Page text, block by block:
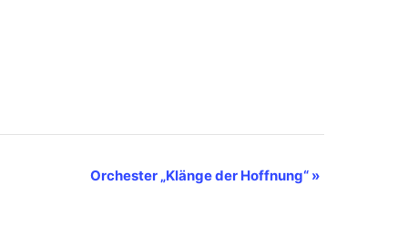
Orchester „Klänge der Hoffnung“ »